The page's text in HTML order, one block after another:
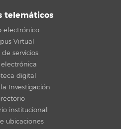
telemáticos
electrónico
Virtual
servicios
digital
Investigación
institucional
ubicaciones